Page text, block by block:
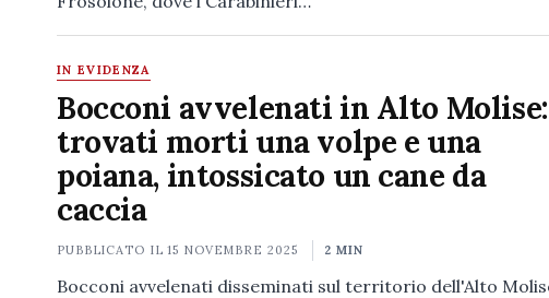
IN EVIDENZA
Bocconi avvelenati in Alto Molise:
trovati morti una volpe e una
poiana, intossicato un cane da
caccia
PUBBLICATO IL15 NOVEMBRE 2025 2 MIN
Bocconi avvelenati disseminati sul territorio dell'Alto